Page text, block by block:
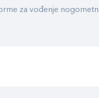
za vođenje